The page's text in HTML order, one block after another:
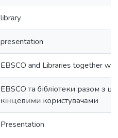
library
presentation
EBSCO and Libraries together
EBSCO та бібліотеки разом з
кінцевими користувачами
Presentation